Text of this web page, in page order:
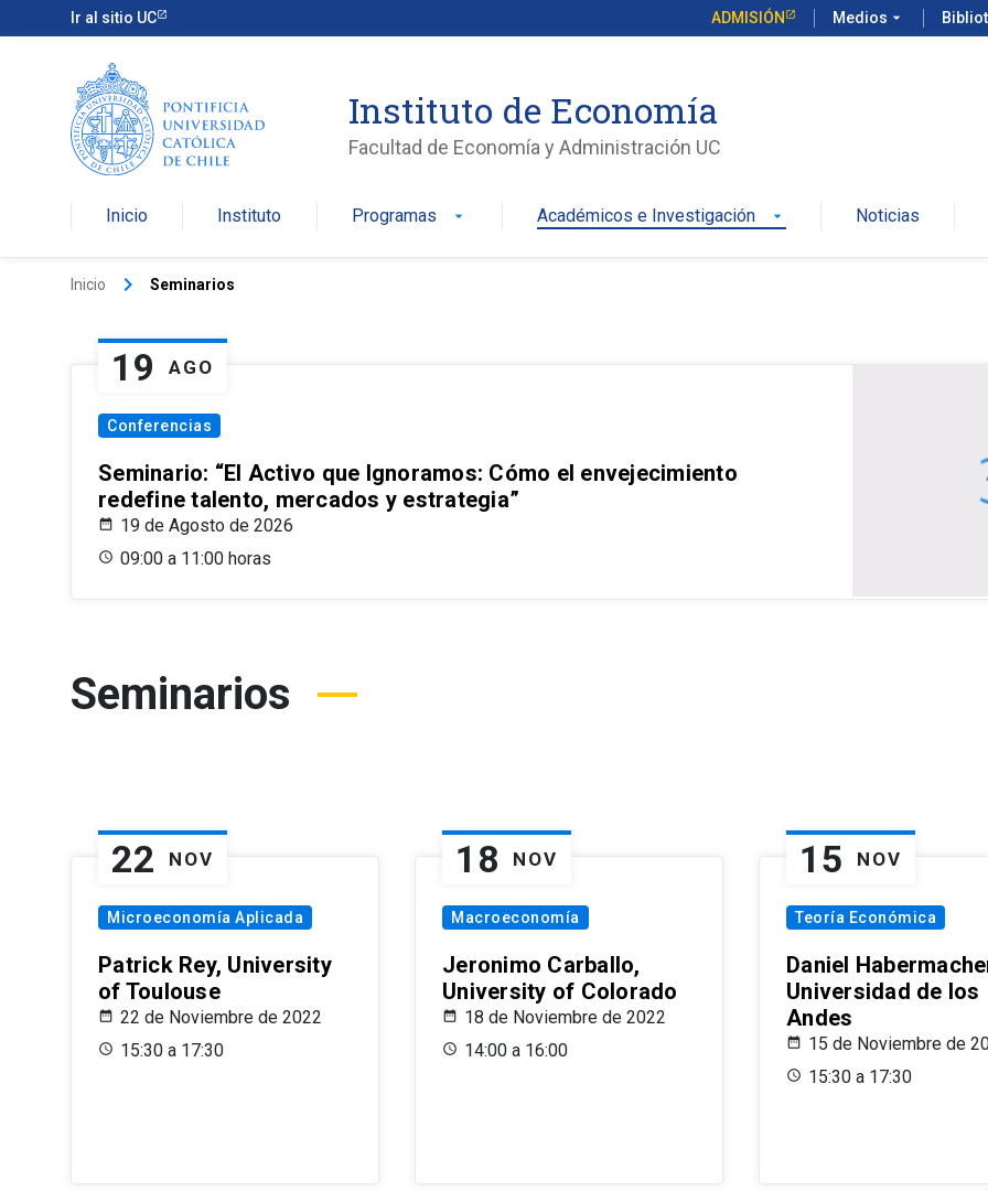
Ir al sitio UC ADMISIÓN Medios arrow_drop_down
Instituto de Economía
Facultad de Economía y Administración UC
Inicio Instituto Programas arrow_drop_down Académicos e Investigación arrow_drop_down Noticias
Inicio keyboard_arrow_right Seminarios
19 AGO
Conferencias
Seminario: “El Activo que Ignoramos: Cómo el envejecimiento
redefine talento, mercados y estrategia”
19 de Agosto de 2026
09:00 a 11:00 horas
Seminarios
22 NOV
Microeconomía Aplicada
Patrick Rey, University
of Toulouse
22 de Noviembre de 2022
15:30 a 17:30
18 NOV
Macroeconomía
Jeronimo Carballo,
University of Colorado
18 de Noviembre de 2022
14:00 a 16:00
15 NOV
Teoría Económica
Daniel
Universidad de los
Andes
15 de Noviembre de
15:30 a 17:30